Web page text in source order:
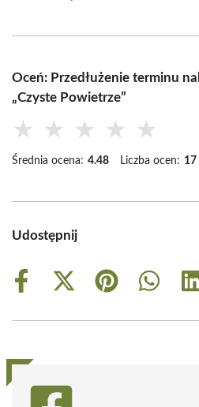
Oceń: Przedłużenie terminu
„Czyste Powietrze”
★ ★ ★ ★ ★
Średnia ocena: 4.48 Liczba ocen: 17
Udostępnij
Share
Share
(Twitter)
Share
Share